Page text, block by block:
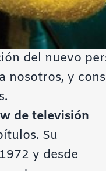
del nuevo
nosotros, y
de televisión
Su
y desde